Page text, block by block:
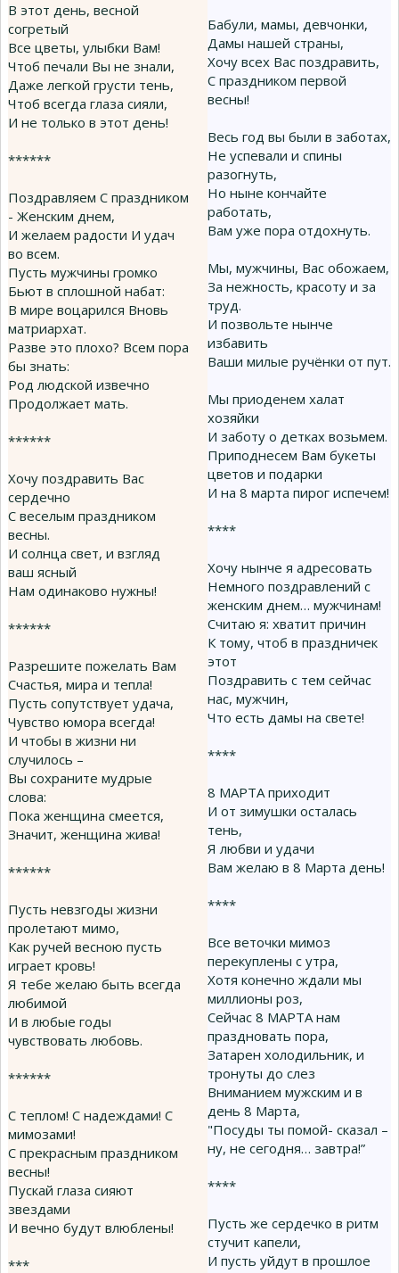
В этот день, весной
согретый
Все цветы, улыбки Вам!
Чтоб печали Вы не знали,
Даже легкой грусти тень,
Чтоб всегда глаза сияли,
И не только в этот день!
******
Поздравляем С праздником
- Женским днем,
И желаем радости И удач
во всем.
Пусть мужчины громко
Бьют в сплошной набат:
В мире воцарился Вновь
матриархат.
Разве это плохо? Всем пора
бы знать:
Род людской извечно
Продолжает мать.
******
Хочу поздравить Вас
сердечно
С веселым праздником
весны.
И солнца свет, и взгляд
ваш ясный
Нам одинаково нужны!
******
Разрешите пожелать Вам
Счастья, мира и тепла!
Пусть сопутствует удача,
Чувство юмора всегда!
И чтобы в жизни ни
случилось –
Вы сохраните мудрые
слова:
Пока женщина смеется,
Значит, женщина жива!
******
Пусть невзгоды жизни
пролетают мимо,
Как ручей весною пусть
играет кровь!
Я тебе желаю быть всегда
любимой
И в любые годы
чувствовать любовь.
******
С теплом! С надеждами! С
мимозами!
С прекрасным праздником
весны!
Пускай глаза сияют
звездами
И вечно будут влюблены!
***
Бабули, мамы, девчонки,
Дамы нашей страны,
Хочу всех Вас поздравить,
С праздником первой
весны!
Весь год вы были в заботах,
Не успевали и спины
разогнуть,
Но ныне кончайте
работать,
Вам уже пора отдохнуть.
Мы, мужчины, Вас обожаем,
За нежность, красоту и за
труд.
И позвольте нынче
избавить
Ваши милые ручёнки от пут.
Мы приоденем халат
хозяйки
И заботу о детках возьмем.
Приподнесем Вам букеты
цветов и подарки
И на 8 марта пирог испечем!
****
Хочу нынче я адресовать
Немного поздравлений с
женским днем… мужчинам!
Считаю я: хватит причин
К тому, чтоб в праздничек
этот
Поздравить с тем сейчас
нас, мужчин,
Что есть дамы на свете!
****
8 МАРТА приходит
И от зимушки осталась
тень,
Я любви и удачи
Вам желаю в 8 Марта день!
****
Все веточки мимоз
перекуплены с утра,
Хотя конечно ждали мы
миллионы роз,
Сейчас 8 МАРТА нам
праздновать пора,
Затарен холодильник, и
тронуты до слез
Вниманием мужским и в
день 8 Марта,
"Посуды ты помой- сказал –
ну, не сегодня… завтра!”
****
Пусть же сердечко в ритм
стучит капели,
И пусть уйдут в прошлое